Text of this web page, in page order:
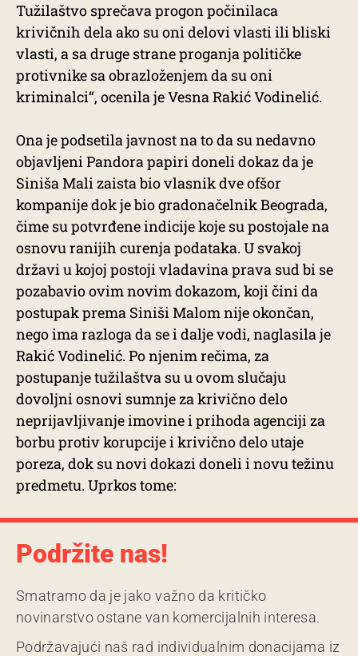
Tužilaštvo sprečava progon počinilaca
krivičnih dela ako su oni delovi vlasti ili bliski
vlasti, a sa druge strane proganja političke
protivnike sa obrazloženjem da su oni
kriminalci“, ocenila je Vesna Rakić Vodinelić.
Ona je podsetila javnost na to da su nedavno
objavljeni Pandora papiri doneli dokaz da je
Siniša Mali zaista bio vlasnik dve ofšor
kompanije dok je bio gradonačelnik Beograda,
čime su potvrđene indicije koje su postojale na
osnovu ranijih curenja podataka. U svakoj
državi u kojoj postoji vladavina prava sud bi se
pozabavio ovim novim dokazom, koji čini da
postupak prema Siniši Malom nije okončan,
nego ima razloga da se i dalje vodi, naglasila je
Rakić Vodinelić. Po njenim rečima, za
postupanje tužilaštva su u ovom slučaju
dovoljni osnovi sumnje za krivično delo
neprijavljivanje imovine i prihoda agenciji za
borbu protiv korupcije i krivično delo utaje
poreza, dok su novi dokazi doneli i novu težinu
predmetu. Uprkos tome:
Podržite nas!
Smatramo da je jako važno da kritičko
novinarstvo ostane van komercijalnih interesa.
Podržavajući naš rad individualnim donacijama iz